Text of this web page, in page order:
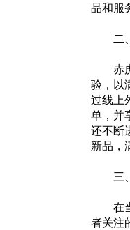
品和服
二、
赤虎
验，以
过线上
单，并
还不断
新品，
三、
在当
者关注